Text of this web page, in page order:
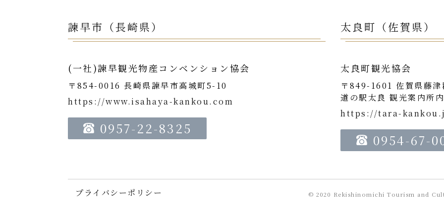
諫早市（長崎県）
(一社)諫早観光物産コンベンション協会
〒854-0016 長崎県諫早市高城町5-10
https://www.isahaya-kankou.com
0957-22-8325
太良町（佐賀県）
太良町観光協会
〒849-1601 佐賀県藤
道の駅太良 観光案内所内
https://tara-
0954-67-
プライバシーポリシー © 2020 Rekishinomichi Tourism and